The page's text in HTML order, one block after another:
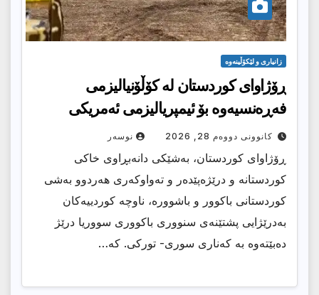
زانیارى و لێکۆڵینەوە
ڕۆژاوای کوردستان لە کۆڵۆنیالیزمی
فەڕەنسیەوە بۆ ئیمپریالیزمی ئەمریکی
کانوونی دووەم 28, 2026 نوسەر
ڕۆژاوای کوردستان، بەشێکی دانەبڕاوی خاکی
کوردستانە و درێژەپێدەر و تەواوکەری هەردوو بەشی
کوردستانی باکوور و باشوورە، ناوچە کوردییەکان
بەدرێژایی پشتێنەی سنووری باکووری سووریا درێژ
دەبێتەوە بە کەناری سوری- تورکی. کە…